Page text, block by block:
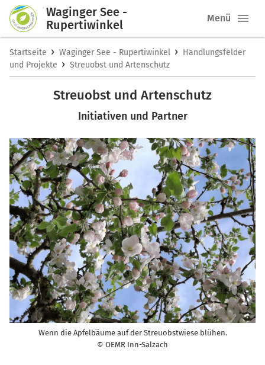
Waginger See -
Rupertiwinkel
Menü
Startseite › Waginger See - Rupertiwinkel › Handlungsfelder
und Projekte › Streuobst und Artenschutz
Streuobst und Artenschutz
Initiativen und Partner
Wenn die Apfelbäume auf der Streuobstwiese blühen.
© OEMR Inn-Salzach